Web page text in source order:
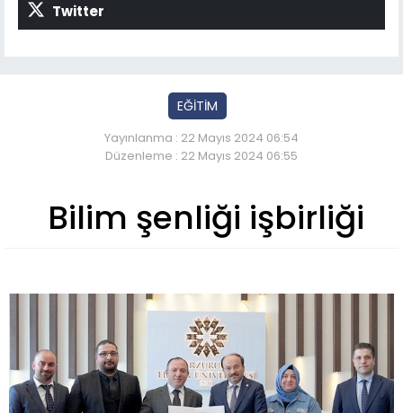
Twitter
EĞİTİM
Yayınlanma : 22 Mayıs 2024 06:54
Düzenleme : 22 Mayıs 2024 06:55
Bilim şenliği işbirliği